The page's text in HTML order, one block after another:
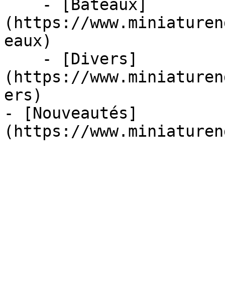
(https://
eaux)
(https://
ers)
- [Nouveautés]